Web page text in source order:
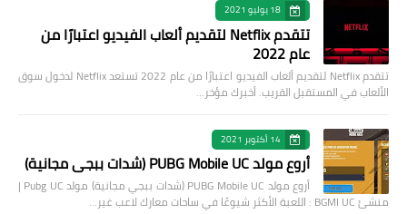
18 يوليو 2021
تتقدم Netflix لتقديم ألعاب الفيديو اعتبارًا من
عام 2022
تتقدم Netflix لتقديم ألعاب الفيديو اعتبارًا من عام 2022 تستعد Netflix لدخول سوق
الألعاب في المستقبل القريب. أخبرك مؤخر…
14 أكتوبر 2021
أروع مولد PUBG Mobile UC (شدات ببجي مجانية)
أروع مولد PUBG Mobile UC (شدات ببجي مجانية) مولد Pubg UC |
منشئ BGMI UC : اللعبة الأكثر شيوعًا في ساحات معارك لاعب غير…